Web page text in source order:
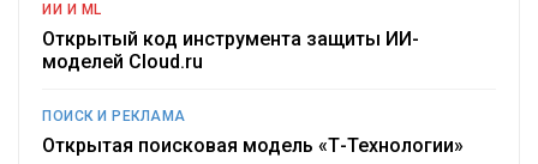
ИИ И ML
Открытый код инструмента защиты ИИ-
моделей Cloud.ru
ПОИСК И РЕКЛАМА
Открытая поисковая модель «Т-Технологии»